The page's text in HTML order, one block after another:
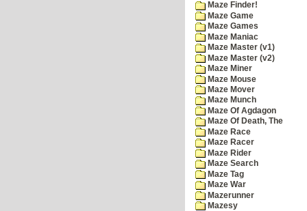
Maze Finder!
Maze Game
Maze Games
Maze Maniac
Maze Master (v1)
Maze Master (v2)
Maze Miner
Maze Mouse
Maze Mover
Maze Munch
Maze Of Agdagon
Maze Of Death, The
Maze Race
Maze Racer
Maze Rider
Maze Search
Maze Tag
Maze War
Mazerunner
Mazesy